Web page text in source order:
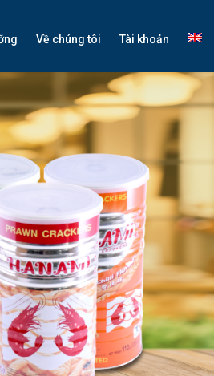
Về chúng tôi Tài khoản